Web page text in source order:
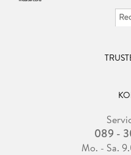
089 -
Mo. - Sa.